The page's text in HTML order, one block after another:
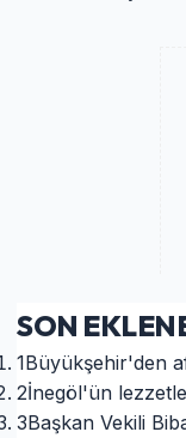
SON
1Büyükşehir'den
2İnegöl'ün
3Başkan Vekili